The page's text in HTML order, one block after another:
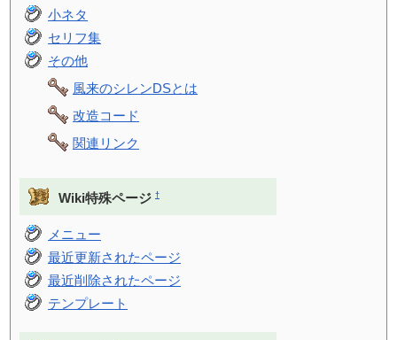
小ネタ
セリフ集
その他
風来のシレンDSとは
改造コード
関連リンク
Wiki特殊ページ †
メニュー
最近更新されたページ
最近削除されたページ
テンプレート